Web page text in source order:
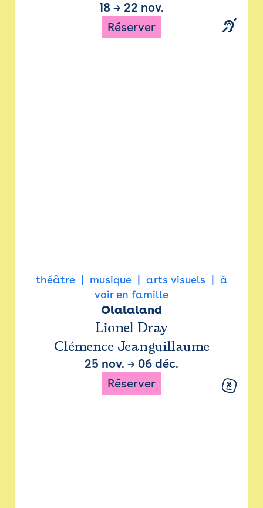
18 → 22 nov.
Réserver
théâtre musique arts visuels
à
voir en famille
Olalaland
Lionel Dray
Clémence Jeanguillaume
25 nov. → 06 déc.
Réserver